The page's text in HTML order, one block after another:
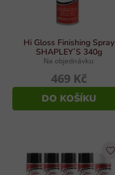
u
Hi Gloss Finishing Spray
SHAPLEY´S 340g
Na objednávku
469 Kč
DO KOŠÍKU